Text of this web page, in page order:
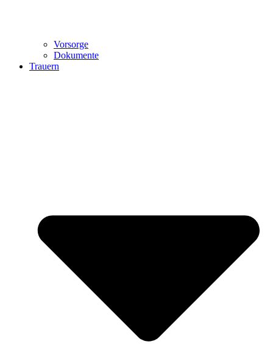
Vorsorge
Dokumente
Trauern